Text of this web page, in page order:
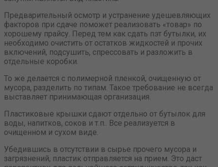
Предварительный осмотр и устранение удешевляющих
факторов при сдаче поможет реализовать «товар» по
хорошему прайсу. Перед тем как сдать пэт бутылки, их
необходимо очистить от остатков жидкостей и прочих
включений, подсушить, спрессовать и разложить в
отдельные коробки.
То же делается с полимерной пленкой, очищенную от
мусора, разделить по типам. Такое требование не всегда
выставляет принимающая организация.
Пластиковые крышки сдают отдельно от бутылок для
воды, напитков, соков и т.п.. Все реализуется в
очищенном и сухом виде.
Убедившись в отсутствии в сырье прочего мусора и
загрязнений, пластик отправляется на прием. Это даст